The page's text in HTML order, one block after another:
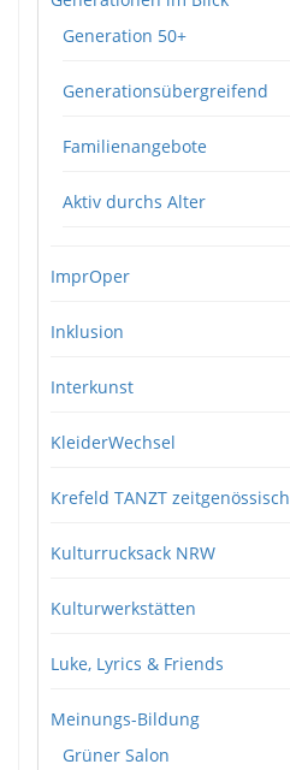
Generation 50+
Generationsübergreifend
Familienangebote
Aktiv durchs Alter
ImprOper
Inklusion
Interkunst
KleiderWechsel
Krefeld TANZT zeitgenössisch
Kulturrucksack NRW
Kulturwerkstätten
Luke, Lyrics & Friends
Meinungs-Bildung
Grüner Salon